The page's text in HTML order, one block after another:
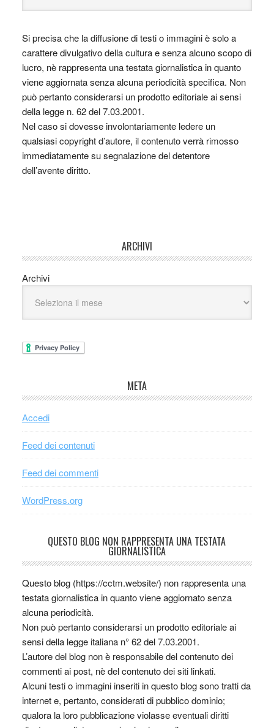
Si precisa che la diffusione di testi o immagini è solo a
carattere divulgativo della cultura e senza alcuno scopo di
lucro, nè rappresenta una testata giornalistica in quanto
viene aggiornata senza alcuna periodicità specifica. Non
può pertanto considerarsi un prodotto editoriale ai sensi
della legge n. 62 del 7.03.2001.
Nel caso si dovesse involontariamente ledere un
qualsiasi copyright d’autore, il contenuto verrà rimosso
immediatamente su segnalazione del detentore
dell’avente diritto.
ARCHIVI
Archivi
META
Accedi
Feed dei contenuti
Feed dei commenti
WordPress.org
QUESTO BLOG NON RAPPRESENTA UNA TESTATA
GIORNALISTICA
Questo blog (https://cctm.website/) non rappresenta una
testata giornalistica in quanto viene aggiornato senza
alcuna periodicità.
Non può pertanto considerarsi un prodotto editoriale ai
sensi della legge italiana n° 62 del 7.03.2001.
L’autore del blog non è responsabile del contenuto dei
commenti ai post, nè del contenuto dei siti linkati.
Alcuni testi o immagini inseriti in questo blog sono tratti da
internet e, pertanto, considerati di pubblico dominio;
qualora la loro pubblicazione violasse eventuali diritti